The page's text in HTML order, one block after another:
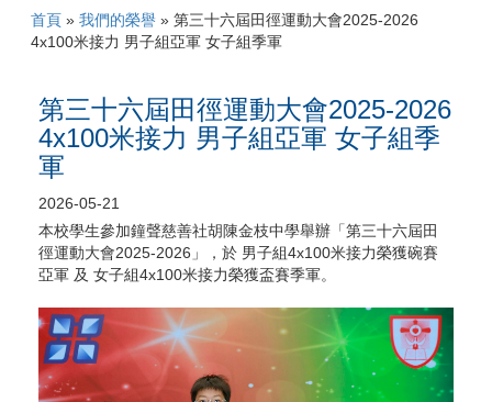
首頁» 我們的榮譽» 第三十六屆田徑運動大會2025-2026
4x100米接力 男子組亞軍 女子組季軍
第三十六屆田徑運動大會2025-2026
4x100米接力 男子組亞軍 女子組季
軍
2026-05-21
本校學生參加鐘聲慈善社胡陳金枝中學舉辦「第三十六屆田
徑運動大會2025-2026」，於 男子組4x100米接力榮獲碗賽
亞軍 及 女子組4x100米接力榮獲盃賽季軍。